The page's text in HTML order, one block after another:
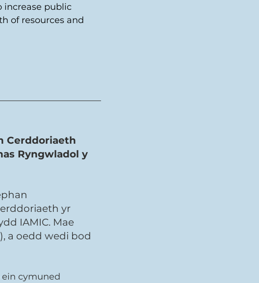
increase public
of resources and
Cerddoriaeth
Ryngwladol y
yr
IAMIC. Mae
a oedd wedi bod
ein cymuned